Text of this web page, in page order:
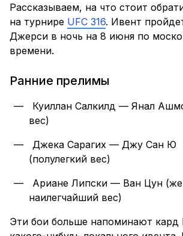
Рассказываем, на что стоит
на турнире UFC 316. Ивент
Джерси в ночь на 8 июня по
времени.
Ранние прелимы
Куиллан Салкилд — Янал
вес)
Джека Сарагих — Джу Сан Ю
(полулегкий вес)
Ариане Липски — Ван Цун
наилегчайший вес)
Эти бои больше напоминают кард